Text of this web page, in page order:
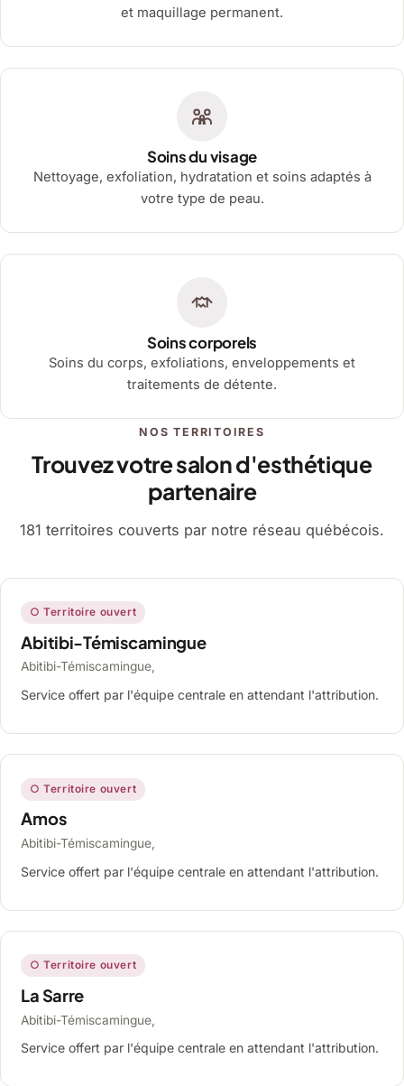
et maquillage permanent.
Soins du visage
Nettoyage, exfoliation, hydratation et soins adaptés à
votre type de peau.
Soins corporels
Soins du corps, exfoliations, enveloppements et
traitements de détente.
NOS TERRITOIRES
Trouvez votre salon d'esthétique
partenaire
181 territoires couverts par notre réseau québécois.
○ Territoire ouvert
Abitibi-Témiscamingue
Abitibi-Témiscamingue,
Service offert par l'équipe centrale en attendant l'attribution.
○ Territoire ouvert
Amos
Abitibi-Témiscamingue,
Service offert par l'équipe centrale en attendant l'attribution.
○ Territoire ouvert
La Sarre
Abitibi-Témiscamingue,
Service offert par l'équipe centrale en attendant l'attribution.